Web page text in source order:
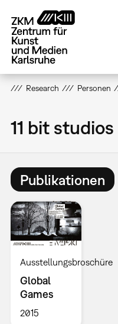
zum
Inhalt
Research Personen
11 bit studios
Publikationen
Ausstellungsbroschüre
Global
Games
2015